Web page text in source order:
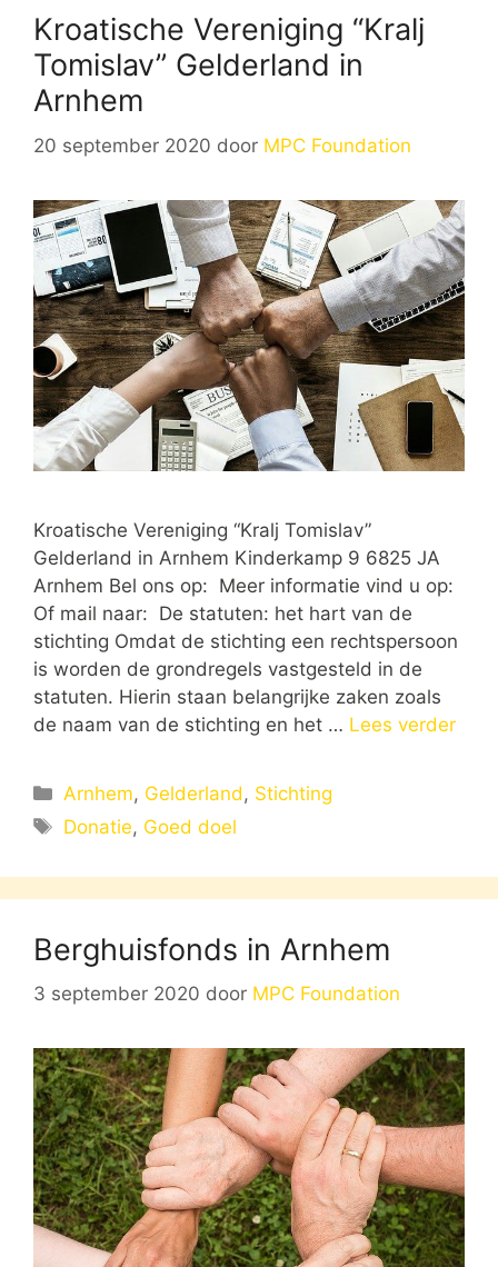
Kroatische Vereniging “Kralj
Tomislav” Gelderland in
Arnhem
20 september 2020 door MPC Foundation
Kroatische Vereniging “Kralj Tomislav”
Gelderland in Arnhem Kinderkamp 9 6825 JA
Arnhem Bel ons op: Meer informatie vind u op:
Of mail naar: De statuten: het hart van de
stichting Omdat de stichting een rechtspersoon
is worden de grondregels vastgesteld in de
statuten. Hierin staan belangrijke zaken zoals
de naam van de stichting en het … Lees verder
Categorieën
Arnhem, Gelderland , Stichting
Tags
Donatie, Goed doel
Berghuisfonds in Arnhem
3 september 2020 door MPC Foundation